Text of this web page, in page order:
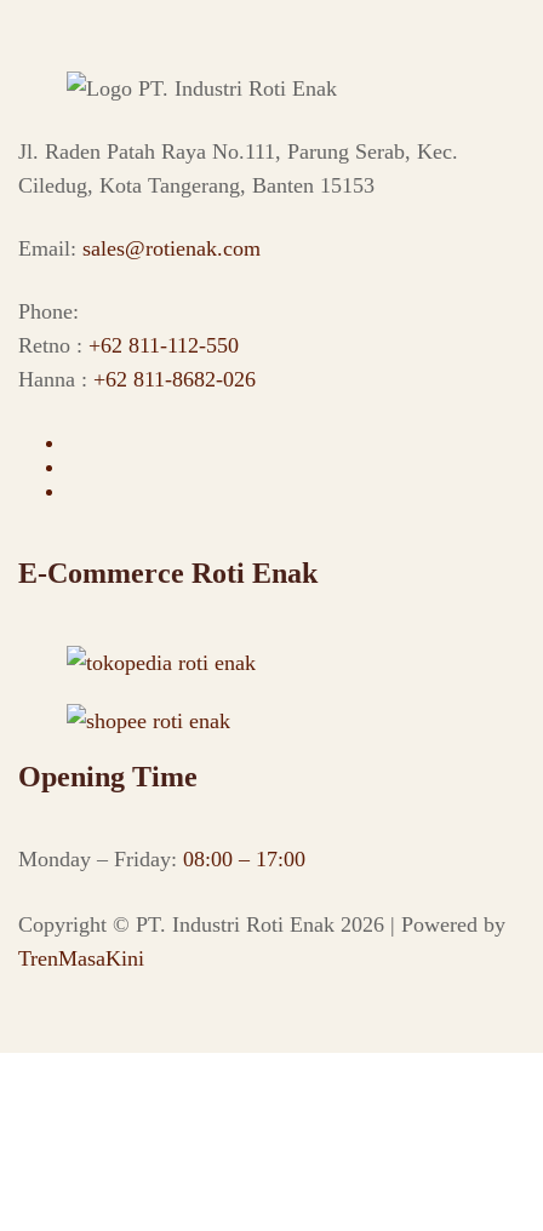
Jl. Raden Patah Raya No.111, Parung Serab, Kec.
Ciledug, Kota Tangerang, Banten 15153
Email: sales@rotienak.com
Phone:
Retno : +62 811-112-550
Hanna : +62 811-8682-026
E-Commerce Roti Enak
Opening Time
Monday – Friday: 08:00 – 17:00
Copyright © PT. Industri Roti Enak 2026 | Powered by
TrenMasaKini